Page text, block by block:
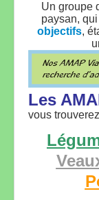
Un groupe
paysan,
objectifs,
Les
vous